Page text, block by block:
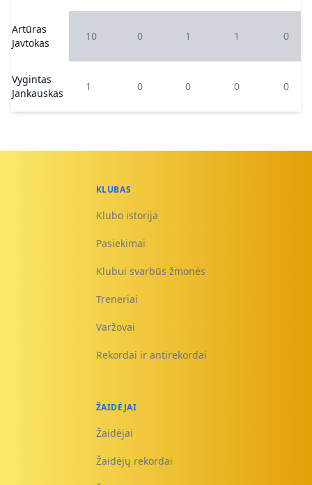
Artūras
Javtokas
10 0 1 1 0
Vygintas
Jankauskas
1 0 0 0 0
KLUBAS
Klubo istorija
Pasiekimai
Klubui svarbūs žmonės
Treneriai
Varžovai
Rekordai ir antirekordai
ŽAIDĖJAI
Žaidėjai
Žaidėjų rekordai